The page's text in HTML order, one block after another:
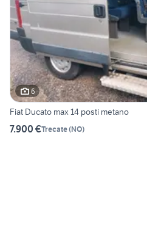
6
Fiat Ducato max 14 posti metano
7.900 €Trecate(NO)